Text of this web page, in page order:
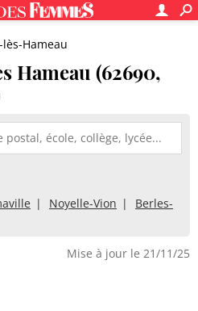
lès-Hameau
Hameau (62690,
Noyelle-Vion
Berles-
Mise à jour le 21/11/25